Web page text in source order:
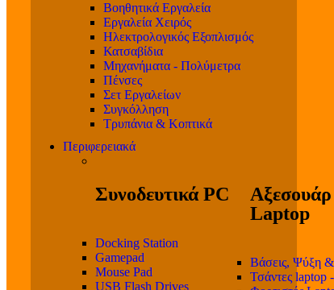
Βοηθητικά Εργαλεία
Εργαλεία Χειρός
Ηλεκτρολογικός Εξοπλισμός
Κατσαβίδια
Μηχανήματα - Πολύμετρα
Πένσες
Σετ Εργαλείων
Συγκόλληση
Τρυπάνια & Κοπτικά
Περιφερειακά
Συνοδευτικά PC
Docking Station
Gamepad
Mouse Pad
USB Flash Drives
Αξεσουάρ
Laptop
Βάσεις, Ψύξη
Τσάντες laptop